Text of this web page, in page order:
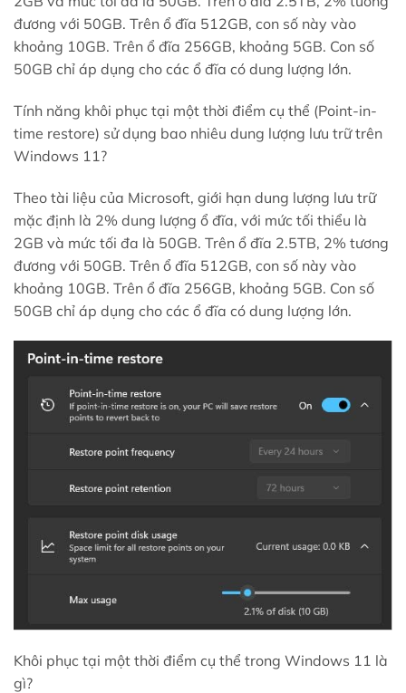
đương với 50GB. Trên ổ đĩa 512GB, con số này vào
khoảng 10GB. Trên ổ đĩa 256GB, khoảng 5GB. Con số
50GB chỉ áp dụng cho các ổ đĩa có dung lượng lớn.
Tính năng khôi phục tại một thời điểm cụ thể (Point-in-
time restore) sử dụng bao nhiêu dung lượng lưu trữ trên
Windows 11?
Theo tài liệu của Microsoft, giới hạn dung lượng lưu trữ
mặc định là 2% dung lượng ổ đĩa, với mức tối thiểu là
2GB và mức tối đa là 50GB. Trên ổ đĩa 2.5TB, 2% tương
đương với 50GB. Trên ổ đĩa 512GB, con số này vào
khoảng 10GB. Trên ổ đĩa 256GB, khoảng 5GB. Con số
50GB chỉ áp dụng cho các ổ đĩa có dung lượng lớn.
Khôi phục tại một thời điểm cụ thể trong Windows 11 là
gì?